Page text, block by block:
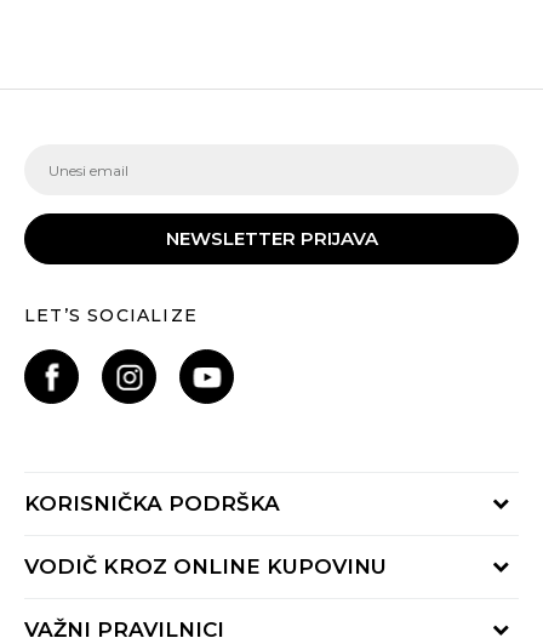
NEWSLETTER PRIJAVA
LET’S SOCIALIZE
KORISNIČKA PODRŠKA
Provjeri status porudžbine
VODIČ KROZ ONLINE KUPOVINU
Načini isporuke
VAŽNI PRAVILNICI